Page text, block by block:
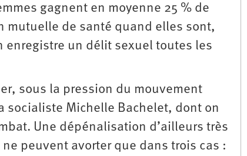
gagnent en moyenne 25 % de
mutuelle de santé quand elles sont,
enregistre un délit sexuel toutes les
sous la pression du mouvement
socialiste Michelle Bachelet, dont on
Une dépénalisation d’ailleurs très
peuvent avorter que dans trois cas :